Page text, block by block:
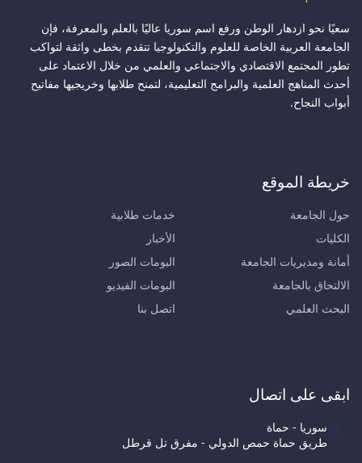
سعيًا نحو ازدهار الوطن ورفع اسم سوريا عاليًا بالعلم والمعرفة، فإن
الجامعة العربية الخاصة للعلوم والتكنولوجيا تتقدم بخطى واثقة لتواكب
تطور المجتمع الاقتصادي والاجتماعي والعلمي من خلال الاعتماد على
أحدث المناهج العلمية والبرامج التعليمية، لتمنح طلابها وخريجيها مفاتيح
أبواب النجاح.
خريطة الموقع
حول الجامعة
الكليات
أمانة ومديريات الجامعة
الالتحاق بالجامعة
البحث العلمي
خدمات طلابية
الأخبار
البومات الصور
البومات الفيديو
اتصل بنا
ابقى على اتصال
سوريا - حماة
طريق حماة حمص الدولي - مفرق تل قرطل